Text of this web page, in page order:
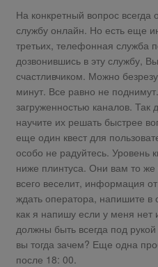
На конкретный вопрос
службу онлайн. Но есть еще
третьих, телефонная служба
дозвонившись в эту службу,
счастливчиком. Можно
минут. Все равно не
загруженностью каналов. Так
научите их решать быстрее
еще один квест для
особо не радуйтесь. Уровень
ниже плинтуса. Они вам то
всего веселит, информация
ждать оператора, напишите
как я напишу если у меня нет
должны быть всегда под
вы тогда зачем? Еще одна
после 18: 00.